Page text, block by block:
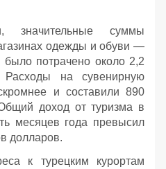
значительные суммы
одежды и обуви —
было потрачено около 2,2
Расходы на сувенирную
и составили 890
доход от туризма в
месяцев года превысил
долларов.
к турецким курортам